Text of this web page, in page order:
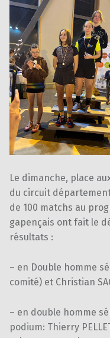
Le dimanche, place
du circuit
de 100 matchs au
gapençais ont fait le
résultats :
– en Double homme
comité) et Christian
– en double homme
podium: Thierry